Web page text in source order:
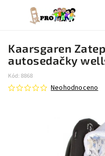
Kaarsgaren
autosedačky
Kód: 8868
Neohodnoceno